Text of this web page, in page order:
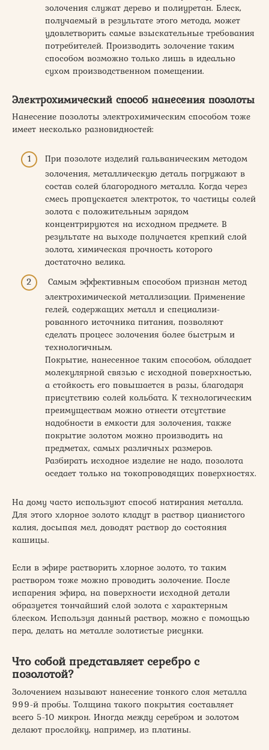
золочения служат дерево и полиуретан. Блеск,
получаемый в результате этого метода, может
удовлетворить самые взыскательные требования
потребителей. Производить золочение таким
способом возможно только лишь в идеально
сухом производственном помещении.
Электрохимический способ нанесения позолоты
Нанесение позолоты электрохимическим способом тоже
имеет несколько разновидностей:
При позолоте изделий гальваническим методом
золочения, металлическую деталь погружают в
состав солей благородного металла. Когда через
смесь пропускается электроток, то частицы солей
золота с положительным зарядом
концентрируются на исходном предмете. В
результате на выходе получается крепкий слой
золота, химическая прочность которого
достаточно велика.
Самым эффективным способом признан метод
электрохимической металлизации. Применение
гелей, содержащих металл и специализи-
рованного источника питания, позволяют
сделать процесс золочения более быстрым и
технологичным.
Покрытие, нанесенное таким способом, обладает
молекулярной связью с исходной поверхностью,
а стойкость его повышается в разы, благодаря
присутствию солей кольбата. К технологическим
преимуществам можно отнести отсутствие
надобности в емкости для золочения, также
покрытие золотом можно производить на
предметах, самых различных размеров.
Разбирать исходное изделие не надо, позолота
оседает только на токопроводящих поверхностях.
На дому часто используют способ натирания металла.
Для этого хлорное золото кладут в раствор цианистого
калия, досыпая мел, доводят раствор до состояния
кашицы.
Если в эфире растворить хлорное золото, то таким
раствором тоже можно проводить золочение. После
испарения эфира, на поверхности исходной детали
образуется тончайший слой золота с характерным
блеском. Используя данный раствор, можно с помощью
пера, делать на металле золотистые рисунки.
Что собой представляет серебро с
позолотой?
Золочением называют нанесение тонкого слоя металла
999-й пробы. Толщина такого покрытия составляет
всего 5-10 микрон. Иногда между серебром и золотом
делают прослойку, например, из платины.